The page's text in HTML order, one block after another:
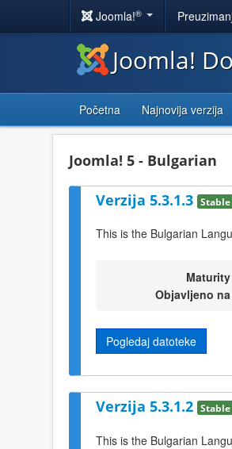
Joomla!®
Joomla!
Početna Najnovija verzija
Joomla! 5 - Bulgarian
Verzija 5.3.1.3 Stable
This is the Bulgarian
Maturity
Objavljeno na
Pogledaj datoteke
Verzija 5.3.1.2 Stable
This is the Bulgarian